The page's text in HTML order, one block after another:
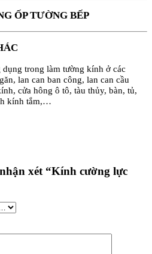
ỐP TƯỜNG BẾP
trong làm tường kính ở các
lan can ban công, lan can cầu
cửa hông ô tô, tàu thủy, bàn, tủ,
kính tắm,…
xét “Kính cường lực